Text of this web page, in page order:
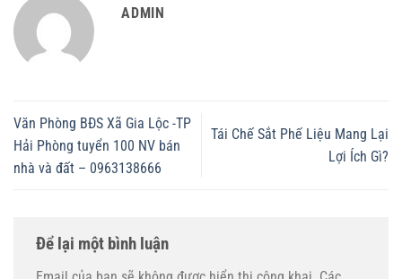
ADMIN
Văn Phòng BĐS Xã Gia Lộc -TP
Hải Phòng tuyển 100 NV bán
nhà và đất – 0963138666
Tái Chế Sắt Phế Liệu Mang Lại
Lợi Ích Gì?
Để lại một bình luận